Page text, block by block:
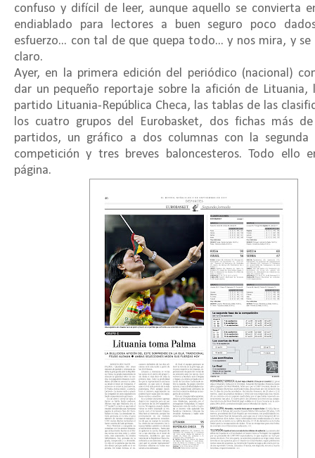
confuso y difícil de leer, aunque aquello se convierta
endiablado para lectores a buen seguro poco
esfuerzo... con tal de que quepa todo... y nos mira, y se
claro.
Ayer, en la primera edición del periódico (nacional)
dar un pequeño reportaje sobre la afición de Lituania,
partido Lituania-República Checa, las tablas de las
los cuatro grupos del Eurobasket, dos fichas más
partidos, un gráfico a dos columnas con la
competición y tres breves baloncesteros. Todo ello
página.